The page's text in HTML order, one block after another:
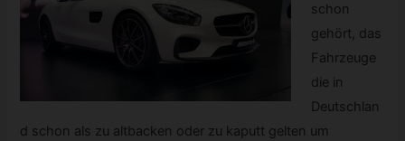
schon
gehört, das
Fahrzeuge
die in
Deutschlan
d schon als zu altbacken oder zu kaputt gelten um